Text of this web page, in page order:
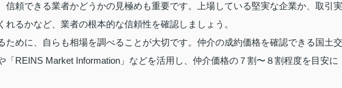
信頼できる業者かどうかの見極めも重要です。上場している堅実な企業か、取引実
るかなど、業者の根本的な信頼性を確認しましょう。
ために、自らも相場を調べることが大切です。仲介の成約価格を確認できる国土交
「REINS Market Information」などを活用し、仲介価格の７割〜８割程度を目安に